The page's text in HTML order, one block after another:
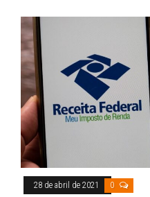
bo ts
pp
ail
28 de abril de 2021 0